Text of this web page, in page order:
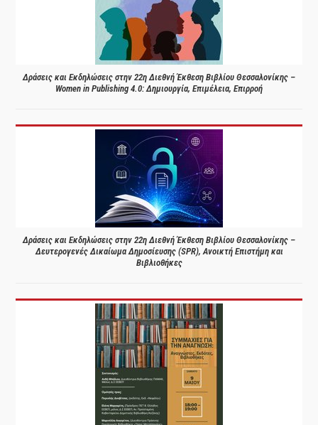
Δράσεις και Εκδηλώσεις στην 22η Διεθνή Έκθεση Βιβλίου Θεσσαλονίκης –
Women in Publishing 4.0: Δημιουργία, Επιμέλεια, Επιρροή
Δράσεις και Εκδηλώσεις στην 22η Διεθνή Έκθεση Βιβλίου Θεσσαλονίκης –
Δευτερογενές Δικαίωμα Δημοσίευσης (SPR), Ανοικτή Επιστήμη και
Βιβλιοθήκες